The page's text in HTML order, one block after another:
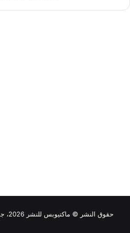
حقوق النشر © ماكتيوبس للنشر 2026، جميع الحقوق محفوظة |